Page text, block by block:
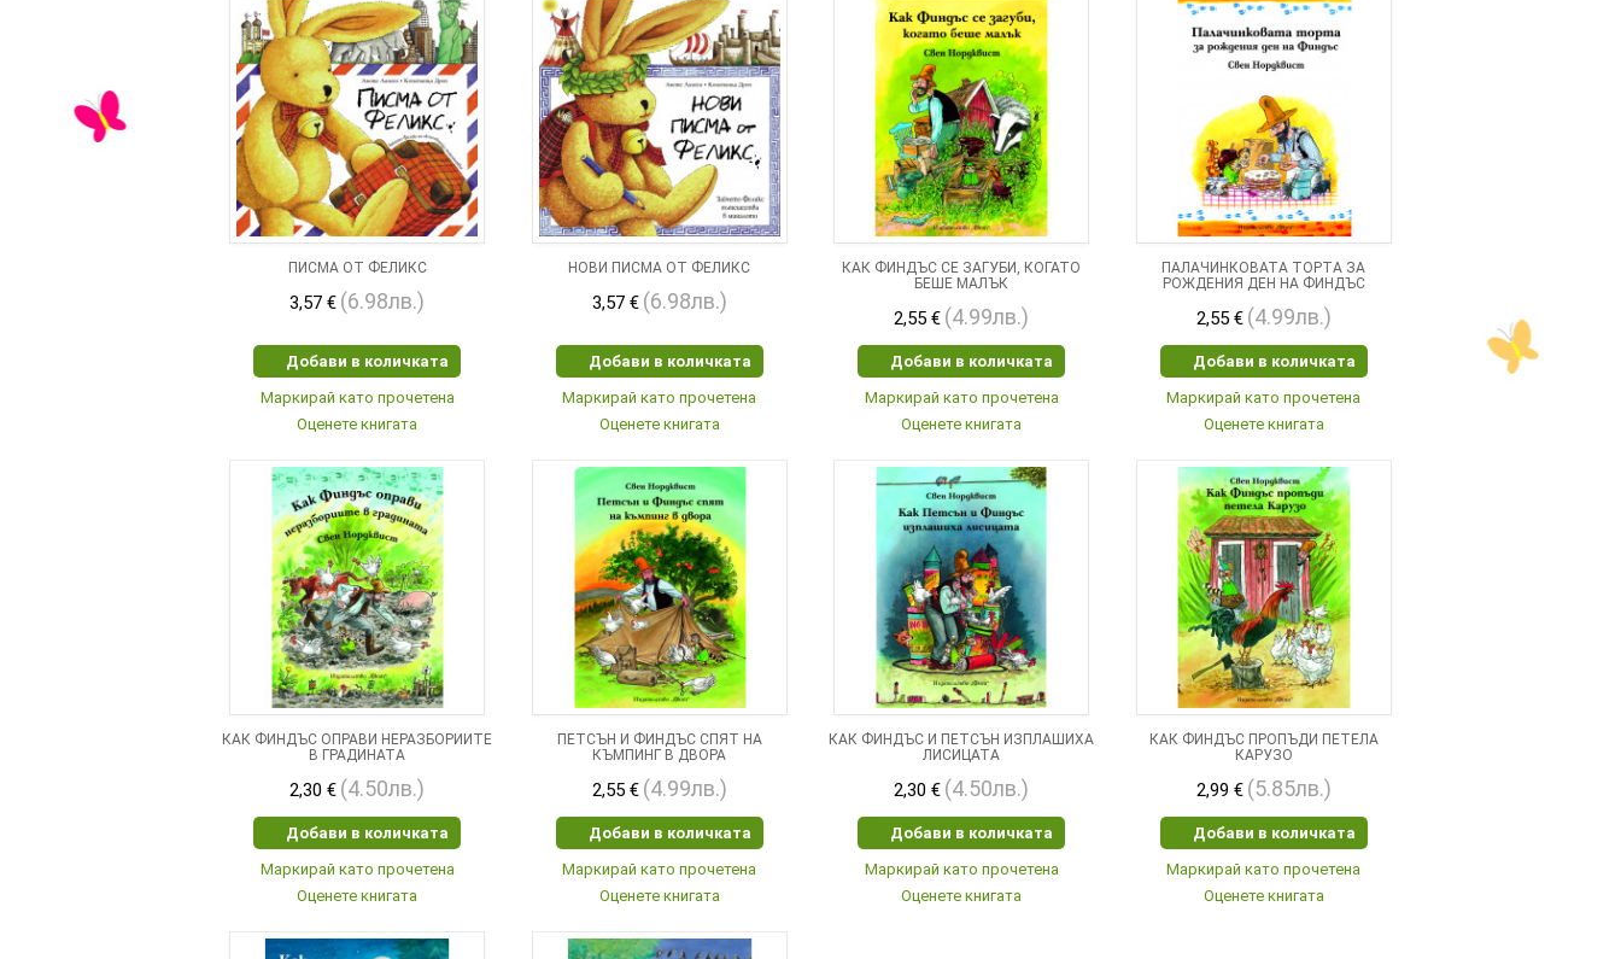
ПИСМА ОТ ФЕЛИКС
3,57 € (6.98лв.)
Добави в количката
Маркирай като прочетена
Оценете книгата
НОВИ ПИСМА ОТ ФЕЛИКС
3,57 € (6.98лв.)
Добави в количката
Маркирай като прочетена
Оценете книгата
КАК ФИНДЪС СЕ ЗАГУБИ, КОГАТО
БЕШЕ МАЛЪК
2,55 € (4.99лв.)
Добави в количката
Маркирай като прочетена
Оценете книгата
ПАЛАЧИНКОВАТА ТОРТА ЗА
РОЖДЕНИЯ ДЕН НА ФИНДЪС
2,55 € (4.99лв.)
Добави в количката
Маркирай като прочетена
Оценете книгата
КАК ФИНДЪС ОПРАВИ НЕРАЗБОРИИТЕ
В ГРАДИНАТА
2,30 € (4.50лв.)
Добави в количката
Маркирай като прочетена
Оценете книгата
ПЕТСЪН И ФИНДЪС СПЯТ НА
КЪМПИНГ В ДВОРА
2,55 € (4.99лв.)
Добави в количката
Маркирай като прочетена
Оценете книгата
КАК ФИНДЪС И ПЕТСЪН ИЗПЛАШИХА
ЛИСИЦАТА
2,30 € (4.50лв.)
Добави в количката
Маркирай като прочетена
Оценете книгата
КАК ФИНДЪС ПРОПЪДИ ПЕТЕЛА
КАРУЗО
2,99 € (5.85лв.)
Добави в количката
Маркирай като прочетена
Оценете книгата